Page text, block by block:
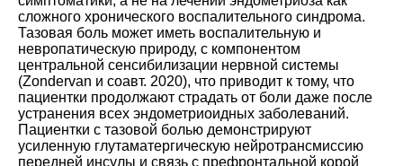
сложного хронического воспалительного синдрома.
Тазовая боль может иметь воспалительную и
невропатическую природу, с компонентом
центральной сенсибилизации нервной системы
(Zondervan и соавт. 2020), что приводит к тому, что
пациентки продолжают страдать от боли даже после
устранения всех эндометриоидных заболеваний.
Пациентки с тазовой болью демонстрируют
усиленную глутаматергическую нейротрансмиссию
передней инсулы и связь с префронтальной корой